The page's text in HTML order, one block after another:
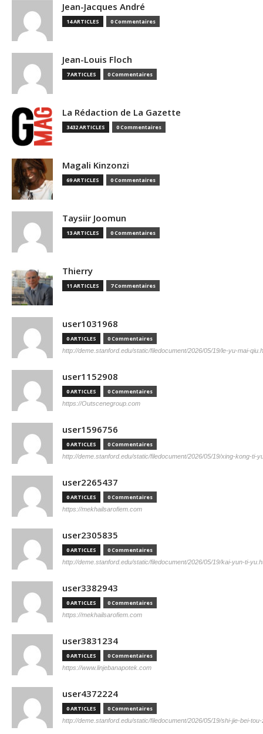
Jean-Jacques André
14 ARTICLES 0 Commentaires
Jean-Louis Floch
7 ARTICLES 0 Commentaires
La Rédaction de La Gazette
3432 ARTICLES 0 Commentaires
Magali Kinzonzi
69 ARTICLES 0 Commentaires
Taysiir Joomun
13 ARTICLES 0 Commentaires
Thierry
11 ARTICLES 7 Commentaires
user1031968
0 ARTICLES 0 Commentaires
http://deme.stanford.edu/static/filedocument/2026/05/19/le-yu-mai-
user1152908
0 ARTICLES 0 Commentaires
https://Outscenegroup.com
user1596756
0 ARTICLES 0 Commentaires
http://deme.stanford.edu/static/filedocument/2026/05/19/xing-kong-ti-
user2265437
0 ARTICLES 0 Commentaires
https://mekhailsarofiem.com
user2305835
0 ARTICLES 0 Commentaires
http://deme.stanford.edu/static/filedocument/2026/05/19/kai-yun-ti-
user3382943
0 ARTICLES 0 Commentaires
https://mekhailsarofiem.com
user3831234
0 ARTICLES 0 Commentaires
https://www.linjebanapotek.com
user4372224
0 ARTICLES 0 Commentaires
http://deme.stanford.edu/static/filedocument/2026/05/19/shi-jie-bei-